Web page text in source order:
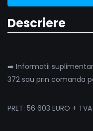
Descriere
➡️ Informatii
372 sau prin comanda
PRET: 56 603 EURO +